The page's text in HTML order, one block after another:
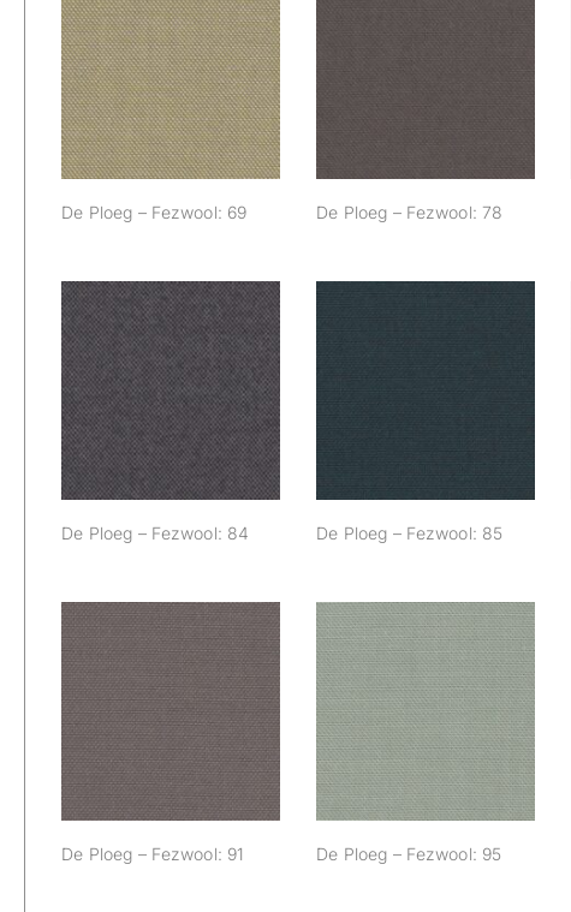
De Ploeg –
Fezwool: 69
De Ploeg – Fezwool: 69 De Ploeg – Fezwool: 78
De Ploeg –
Fezwool: 84
De Ploeg – Fezwool: 84
Fezwool: 85
De Ploeg – Fezwool: 85
De Ploeg –
Fezwool: 91
De Ploeg – Fezwool: 91
De Ploeg –
Fezwool: 95
De Ploeg – Fezwool: 95